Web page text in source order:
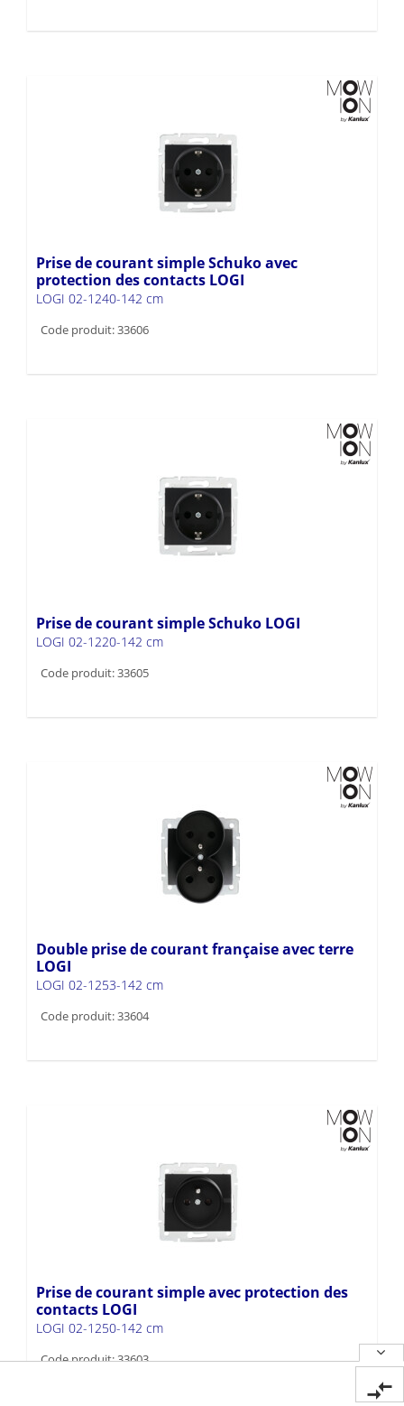
Prise de courant simple Schuko avec
protection des contacts LOGI
LOGI 02-1240-142 cm
Code produit: 33606
Prise de courant simple Schuko LOGI
LOGI 02-1220-142 cm
Code produit: 33605
Double prise de courant française avec terre
LOGI
LOGI 02-1253-142 cm
Code produit: 33604
Prise de courant simple avec protection des
contacts LOGI
LOGI 02-1250-142 cm
Code produit: 33603